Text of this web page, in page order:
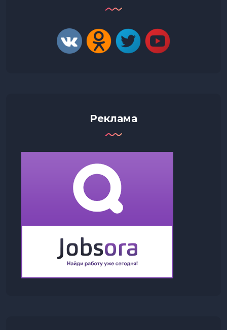
Реклама